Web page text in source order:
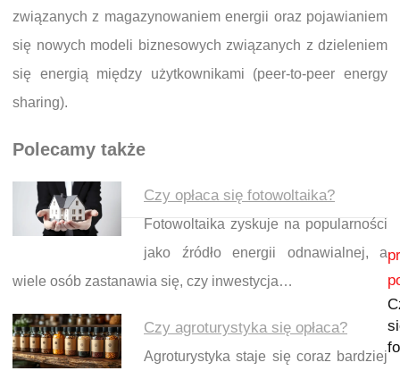
związanych z magazynowaniem energii oraz pojawianiem
się nowych modeli biznesowych związanych z dzieleniem
się energią między użytkownikami (peer-to-peer energy
sharing).
Polecamy także
Czy opłaca się fotowoltaika?
Fotowoltaika zyskuje na popularności
jako źródło energii odnawialnej, a
wiele osób zastanawia się, czy inwestycja…
Czy agroturystyka się opłaca?
Agroturystyka staje się coraz bardziej
Nawigacja wpisu